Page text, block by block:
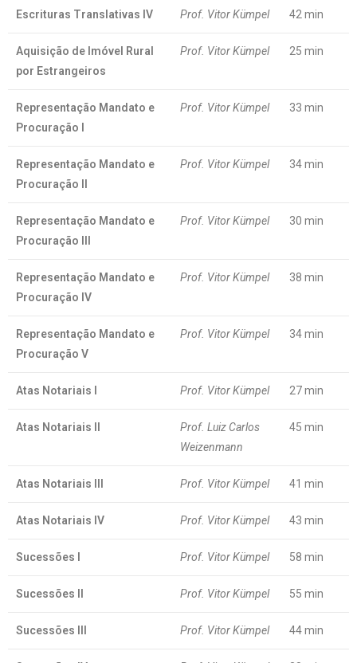
Escrituras Translativas IV Prof. Vitor Kümpel 42 min
Aquisição de Imóvel Rural
por Estrangeiros
Prof. Vitor Kümpel 25 min
Representação Mandato e
Procuração I
Prof. Vitor Kümpel 33 min
Representação Mandato e
Procuração II
Prof. Vitor Kümpel 34 min
Representação Mandato e
Procuração III
Prof. Vitor Kümpel 30 min
Representação Mandato e
Procuração IV
Prof. Vitor Kümpel 38 min
Representação Mandato e
Procuração V
Prof. Vitor Kümpel 34 min
Atas Notariais I Prof. Vitor Kümpel 27 min
Atas Notariais II
Prof. Luiz Carlos
Weizenmann
45 min
Atas Notariais III Prof. Vitor Kümpel 41 min
Atas Notariais IV Prof. Vitor Kümpel 43 min
Sucessões I Prof. Vitor Kümpel 58 min
Sucessões II Prof. Vitor Kümpel 55 min
Sucessões III Prof. Vitor Kümpel 44 min